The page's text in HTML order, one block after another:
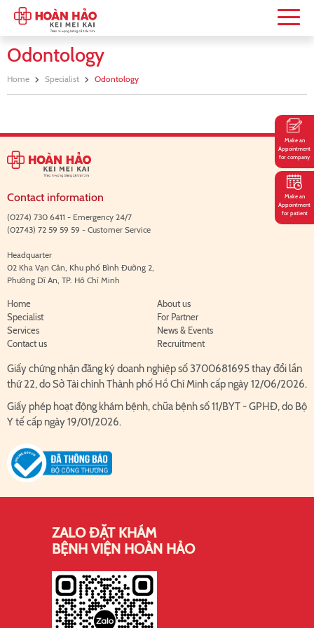
Odontology
Home Specialist Odontology
Contact information
(0274) 730 6411 - Emergency 24/7
(02743) 72 59 59 59 - Customer Service
Headquarter
02 Kha Vạn Cân, Khu phố Bình Đường 2,
Phường Dĩ An, TP. Hồ Chí Minh
Home
About us
Specialist
For Partner
Services
News & Events
Contact us
Recruitment
Giấy chứng nhận đăng ký doanh nghiệp số 3700681695 thay đổi lần
thứ 22, do Sở Tài chính Thành phố Hồ Chí Minh cấp ngày 12/06/2026.
Giấy phép hoạt động khám bệnh, chữa bệnh số 11/BYT - GPHĐ, do Bộ
Y tế cấp ngày 19/01/2026.
ZALO ĐẶT KHÁM
BỆNH VIỆN HOÀN HẢO
Make an
Appointment
for company
Make an
Appointment
for patient